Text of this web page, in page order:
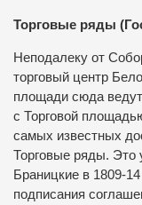
Торговые ряды
Неподалеку от
торговый центр
площади сюда
с Торговой
самых известных
Торговые ряды. Это
Браницкие в 1809-
подписания